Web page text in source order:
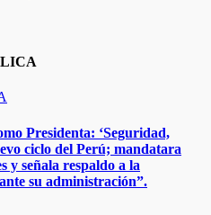
Presidenta: ‘Seguridad,
ciclo del Perú; mandatara
y señala respaldo a la
su administración”.